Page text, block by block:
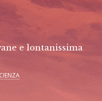
e lontanissima